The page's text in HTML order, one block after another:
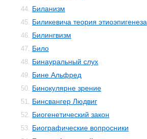
44. Биланизм
45. Биликевича теория этиоэпигенеза
46. Билингвизм
47. Било
48. Бинауральный слух
49. Бине Альфред
50. Бинокулярне зрение
51. Бинсвангер Людвиг
52. Биогенетический закон
53. Биографические вопросники